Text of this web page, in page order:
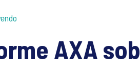
AXA